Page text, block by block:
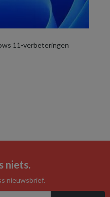
11-verbeteringen
niets.
nieuwsbrief.